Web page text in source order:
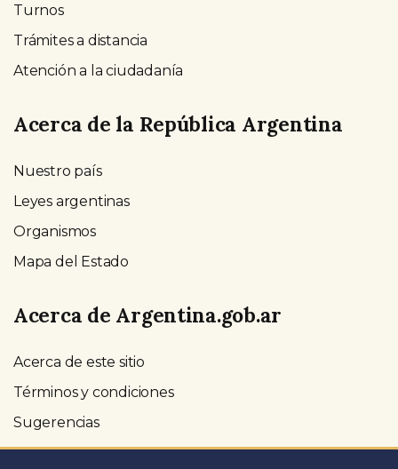
Turnos
Trámites a distancia
Atención a la ciudadanía
Acerca de la República Argentina
Nuestro país
Leyes argentinas
Organismos
Mapa del Estado
Acerca de Argentina.gob.ar
Acerca de este sitio
Términos y condiciones
Sugerencias